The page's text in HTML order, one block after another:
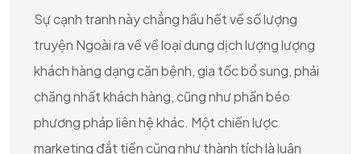
Sự cạnh tranh này chẳng hầu hết về số lượng
truyện Ngoài ra về về loại dung dịch lượng lượng
khách hàng dạng căn bệnh, gia tốc bổ sung, phải
chăng nhất khách hàng, cũng như phần béo
phương pháp liên hệ khác. Một chiến lược
marketing đắt tiền cũng như thành tích là luận